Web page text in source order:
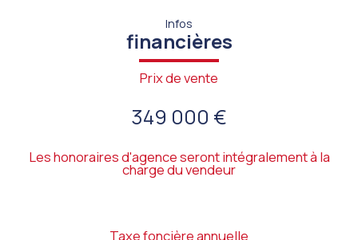
Infos
financières
Prix de vente
349 000 €
Les honoraires d'agence seront intégralement à la
charge du vendeur
Taxe foncière annuelle